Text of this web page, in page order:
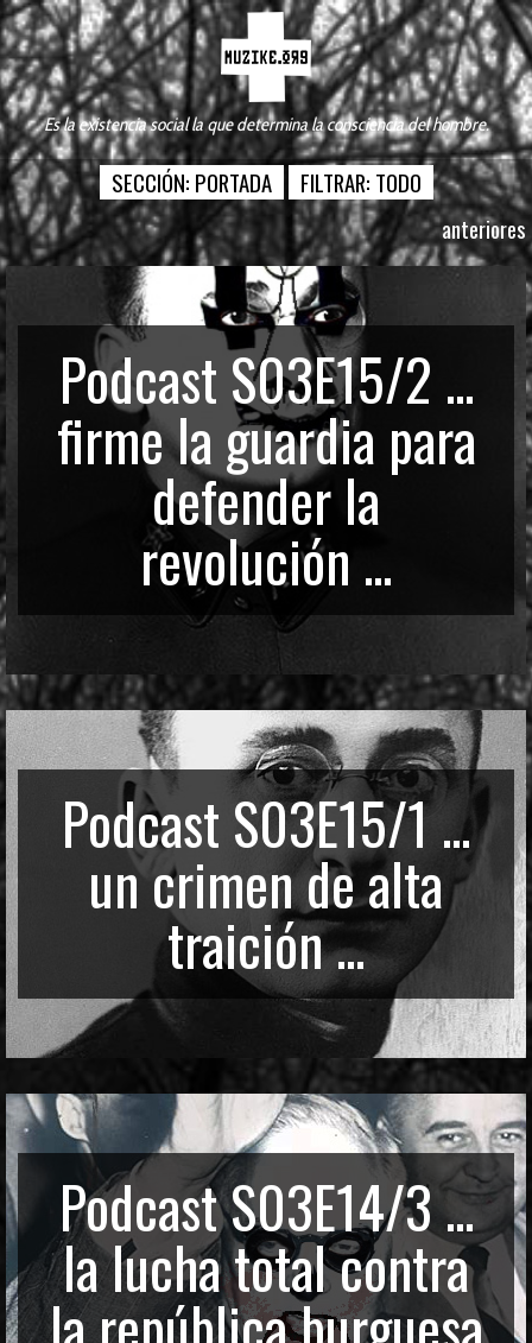
Es la existencia social la que determina la consciencia del hombre.
SECCIÓN: PORTADA FILTRAR: TODO
anteriores
Podcast S03E15/2 ...
firme la guardia para
defender la
revolución ...
Podcast S03E15/1 ...
un crimen de alta
traición ...
Podcast S03E14/3 ...
la lucha total contra